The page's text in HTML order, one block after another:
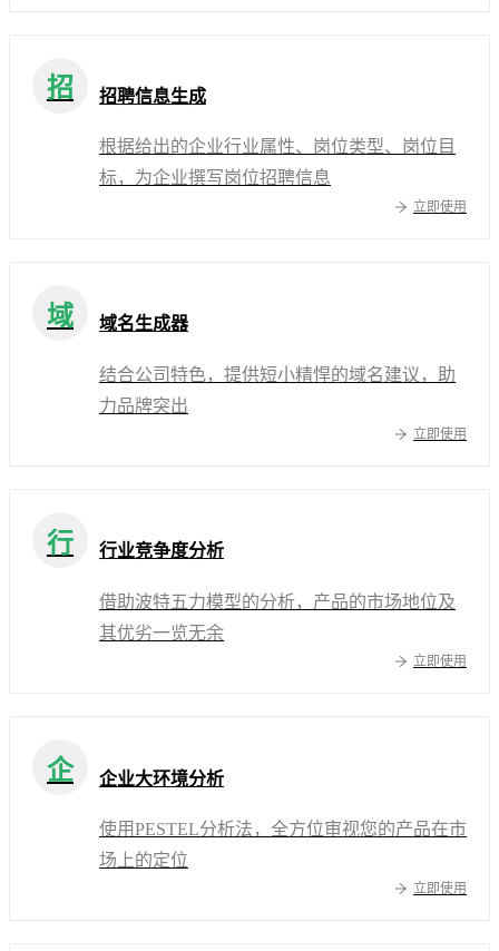
招 招聘信息生成
根据给出的企业行业属性、岗位类型、岗位目
标，为企业撰写岗位招聘信息
立即使用
域 域名生成器
结合公司特色，提供短小精悍的域名建议，助
力品牌突出
立即使用
行 行业竞争度分析
借助波特五力模型的分析，产品的市场地位及
其优劣一览无余
立即使用
企 企业大环境分析
使用PESTEL分析法，全方位审视您的产品在市
场上的定位
立即使用